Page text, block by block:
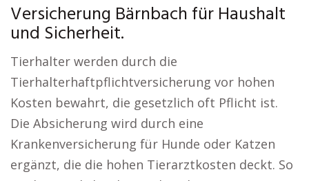
Versicherung Bärnbach für Haushalt
und Sicherheit.
Tierhalter werden durch die
Tierhalterhaftpflichtversicherung vor hohen
Kosten bewahrt, die gesetzlich oft Pflicht ist.
Die Absicherung wird durch eine
Krankenversicherung für Hunde oder Katzen
ergänzt, die die hohen Tierarztkosten deckt. So